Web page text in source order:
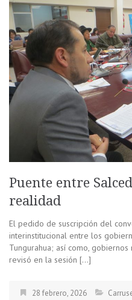
Puente entre
realidad
El pedido de suscripción del
interinstitucional entre los
Tungurahua; así como,
revisó en la sesión […]
28 febrero, 2026